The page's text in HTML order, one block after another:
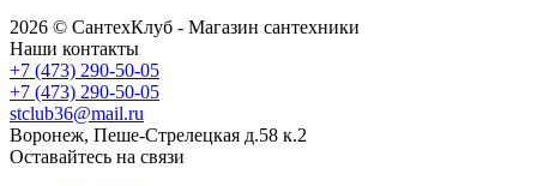
2026 © СантехКлуб - Магазин сантехники
Наши контакты
+7 (473) 290-50-05
+7 (473) 290-50-05
stclub36@mail.ru
Воронеж, Пеше-Стрелецкая д.58 к.2
Оставайтесь на связи